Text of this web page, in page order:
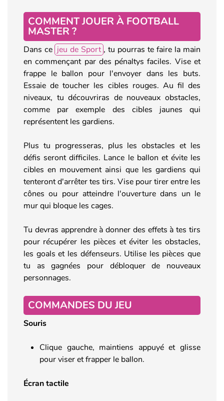
COMMENT JOUER À FOOTBALL
MASTER ?
Dans ce jeu de Sport , tu pourras te faire la main
en commençant par des pénaltys faciles. Vise et
frappe le ballon pour l'envoyer dans les buts.
Essaie de toucher les cibles rouges. Au fil des
niveaux, tu découvriras de nouveaux obstacles,
comme par exemple des cibles jaunes qui
représentent les gardiens.
Plus tu progresseras, plus les obstacles et les
défis seront difficiles. Lance le ballon et évite les
cibles en mouvement ainsi que les gardiens qui
tenteront d'arrêter tes tirs. Vise pour tirer entre les
cônes ou pour atteindre l'ouverture dans un le
mur qui bloque les cages.
Tu devras apprendre à donner des effets à tes tirs
pour récupérer les pièces et éviter les obstacles,
les goals et les défenseurs. Utilise les pièces que
tu as gagnées pour débloquer de nouveaux
personnages.
COMMANDES DU JEU
Souris
Clique gauche, maintiens appuyé et glisse
pour viser et frapper le ballon.
Écran tactile